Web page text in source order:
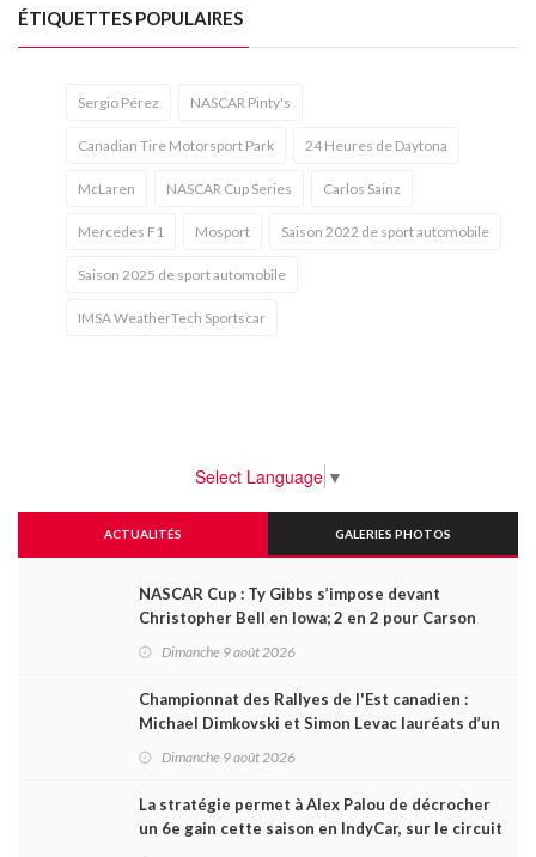
ÉTIQUETTES POPULAIRES
Sergio Pérez NASCAR Pinty's
Canadian Tire Motorsport Park 24 Heures de Daytona
McLaren NASCAR Cup Series Carlos Sainz
Mercedes F1 Mosport Saison 2022 de sport automobile
Saison 2025 de sport automobile
IMSA WeatherTech Sportscar
Select Language ▼
ACTUALITÉS GALERIES PHOTOS
NASCAR Cup : Ty Gibbs s’impose devant
Christopher Bell en Iowa; 2 en 2 pour Carson
Dimanche 9 août 2026
Championnat des Rallyes de l'Est canadien :
Michael Dimkovski et Simon Levac lauréats d’un
Dimanche 9 août 2026
La stratégie permet à Alex Palou de décrocher
un 6e gain cette saison en IndyCar, sur le circuit